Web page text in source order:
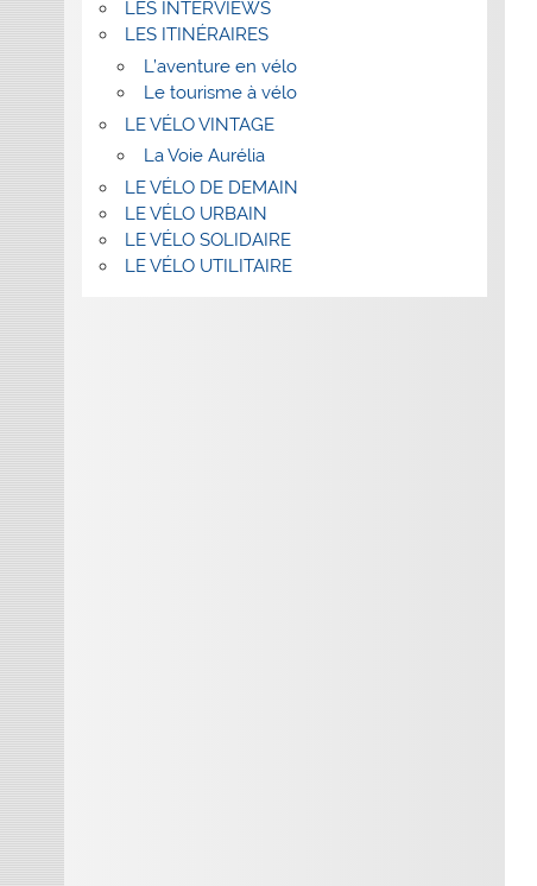
LES INTERVIEWS
LES ITINÉRAIRES
L’aventure en vélo
Le tourisme à vélo
LE VÉLO VINTAGE
La Voie Aurélia
LE VÉLO DE DEMAIN
LE VÉLO URBAIN
LE VÉLO SOLIDAIRE
LE VÉLO UTILITAIRE